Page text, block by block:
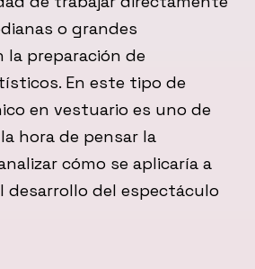
o grandes
la preparación de
En este tipo de
en vestuario es uno de
hora de pensar la
cómo se aplicaría a
desarrollo del espectáculo